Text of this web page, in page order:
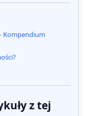
Kompendium
z tej